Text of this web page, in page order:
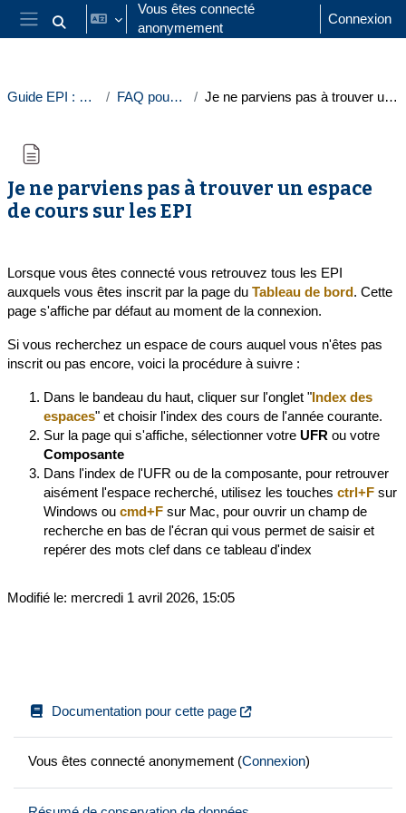
Passer au contenu principal
Panneau latéral
Activer/désactiver la saisie de recherche
Vous êtes connecté
anonymement
Connexion
Guide EPI : Guide étudiants FAQ pour les étudiants Je ne parviens pas à trouver un espace de cours sur les EPI
Je ne parviens pas à trouver un espace
de cours sur les EPI
Lorsque vous êtes connecté vous retrouvez tous les EPI
auxquels vous êtes inscrit par la page du Tableau de bord . Cette
page s'affiche par défaut au moment de la connexion.
Si vous recherchez un espace de cours auquel vous n'êtes pas
inscrit ou pas encore, voici la procédure à suivre :
Dans le bandeau du haut, cliquer sur l'onglet " Index des
espaces" et choisir l'index des cours de l'année courante.
Sur la page qui s'affiche, sélectionner votre UFR ou votre
Composante
Dans l'index de l'UFR ou de la composante, pour retrouver
aisément l'espace recherché, utilisez les touches ctrl+F sur
Windows ou cmd+F sur Mac, pour ouvrir un champ de
recherche en bas de l'écran qui vous permet de saisir et
repérer des mots clef dans ce tableau d'index
Modifié le: mercredi 1 avril 2026, 15:05
Documentation pour cette page
Vous êtes connecté anonymement (Connexion)